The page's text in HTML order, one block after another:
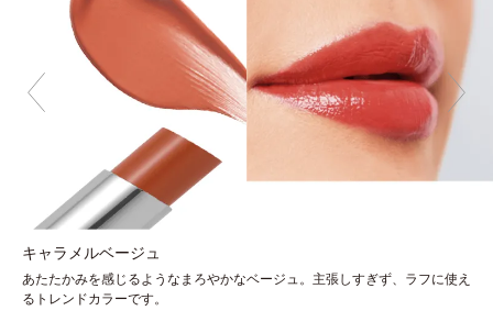
キャラメルベージュ
あたたかみを感じるようなまろやかなベージュ。主張しすぎず、ラフに使え
るトレンドカラーです。